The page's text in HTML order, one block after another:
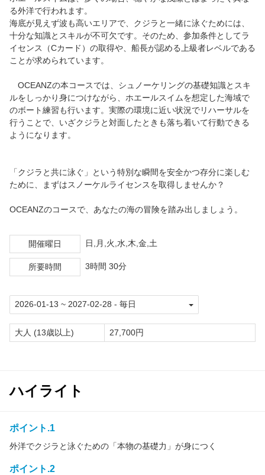
る外洋で行われます。
海底が見えず波も高いエリアで、クジラと一緒に泳ぐためには、
十分な知識とスキルが不可欠です。そのため、参加条件としてラ
イセンス（Cカード）の取得や、船長が認める上級者レベルである
ことが求められています。
OCEANZの本コースでは、シュノーケリングの基礎知識とスキ
ルをしっかり身につけながら、ホエールスイムを想定した海域で
のボート練習も行います。実際の環境に近い状況でリハーサルを
行うことで、いざクジラと対面したときも落ち着いて行動できる
ようになります。
「クジラと共に泳ぐ」という特別な瞬間を安全かつ存分に楽しむ
ために、まずはスノーケルライセンスを取得しませんか？
OCEANZのコースで、あなたの海の冒険を踏み出しましょう。
開催曜日 日,月,火,水,木,金,土
所要時間 3時間 30分
大人 (13歳以上) 27,700円
ハイライト
ポイント.1
外洋でクジラと泳ぐための「本物の基礎力」が身につく
ポイント.2